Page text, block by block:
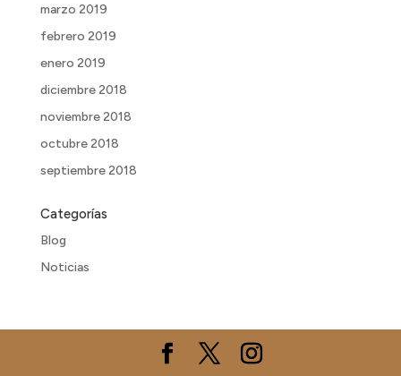
marzo 2019
febrero 2019
enero 2019
diciembre 2018
noviembre 2018
octubre 2018
septiembre 2018
Categorías
Blog
Noticias